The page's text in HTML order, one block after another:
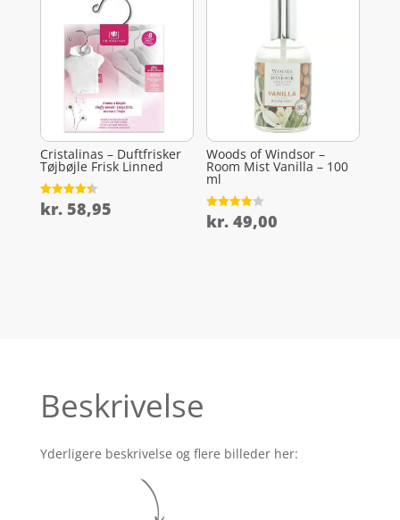
Cristalinas – Duftfrisker
Tøjbøjle Frisk Linned
Vurderet
4.4
kr.58,95
Woods of Windsor –
Room Mist Vanilla – 100
ml
Vurderet
3.9
kr. 49,00
Beskrivelse
Yderligere beskrivelse og flere billeder her: